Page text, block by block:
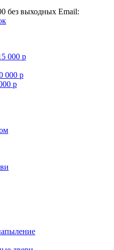
без выходных Email:
000 р
000 р
р